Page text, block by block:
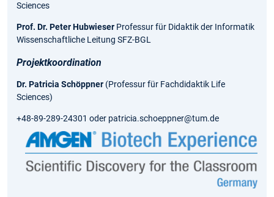
Sciences
Prof. Dr. Peter Hubwieser Professur für Didaktik der Informatik
Wissenschaftliche Leitung SFZ-BGL
Projektkoordination
Dr. Patricia Schöppner (Professur für Fachdidaktik Life
Sciences)
+48-89-289-24301 oder patricia.schoeppner@tum.de